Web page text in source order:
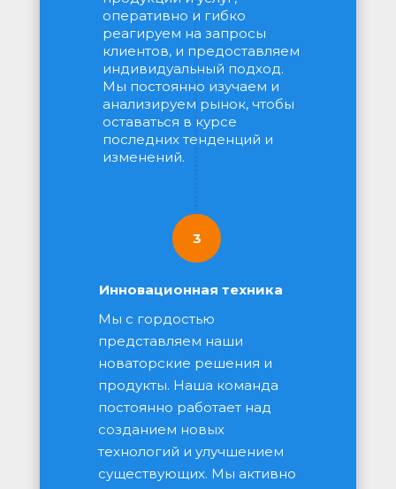
Инновационная техника
оперативно и гибко
реагируем на запросы
клиентов, и предоставляем
индивидуальный подход.
Мы постоянно изучаем и
анализируем рынок, чтобы
оставаться в курсе
последних тенденций и
изменений.
Мы с гордостью
представляем наши
новаторские решения и
продукты. Наша команда
постоянно работает над
созданием новых
технологий и улучшением
существующих. Мы активно
3